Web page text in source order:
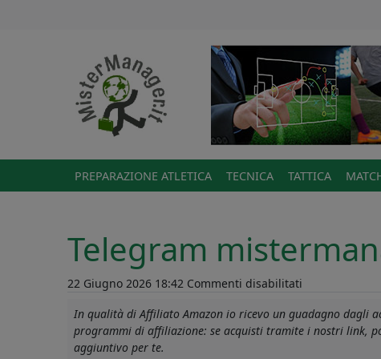
PREPARAZIONE ATLETICA TECNICA TATTICA
Telegram
22 Giugno 2026 18:42 Commenti disabilitati
In qualità di Affiliato Amazon io ricevo un guadagno dagli
programmi di affiliazione: se acquisti tramite i nostri link,
aggiuntivo per te.